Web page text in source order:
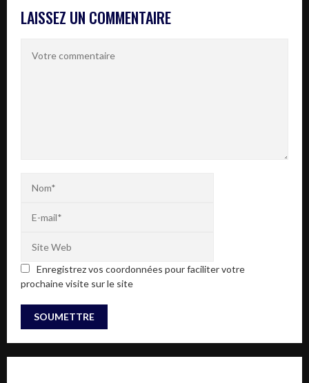
LAISSEZ UN COMMENTAIRE
Enregistrez vos coordonnées pour faciliter votre
prochaine visite sur le site